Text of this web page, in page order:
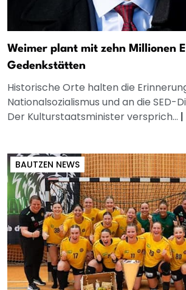
Weimer plant mit zehn Millionen
Gedenkstätten
Historische Orte halten die
Nationalsozialismus und an die SED-
Der Kulturstaatsminister versprich... |
BAUTZEN NEWS